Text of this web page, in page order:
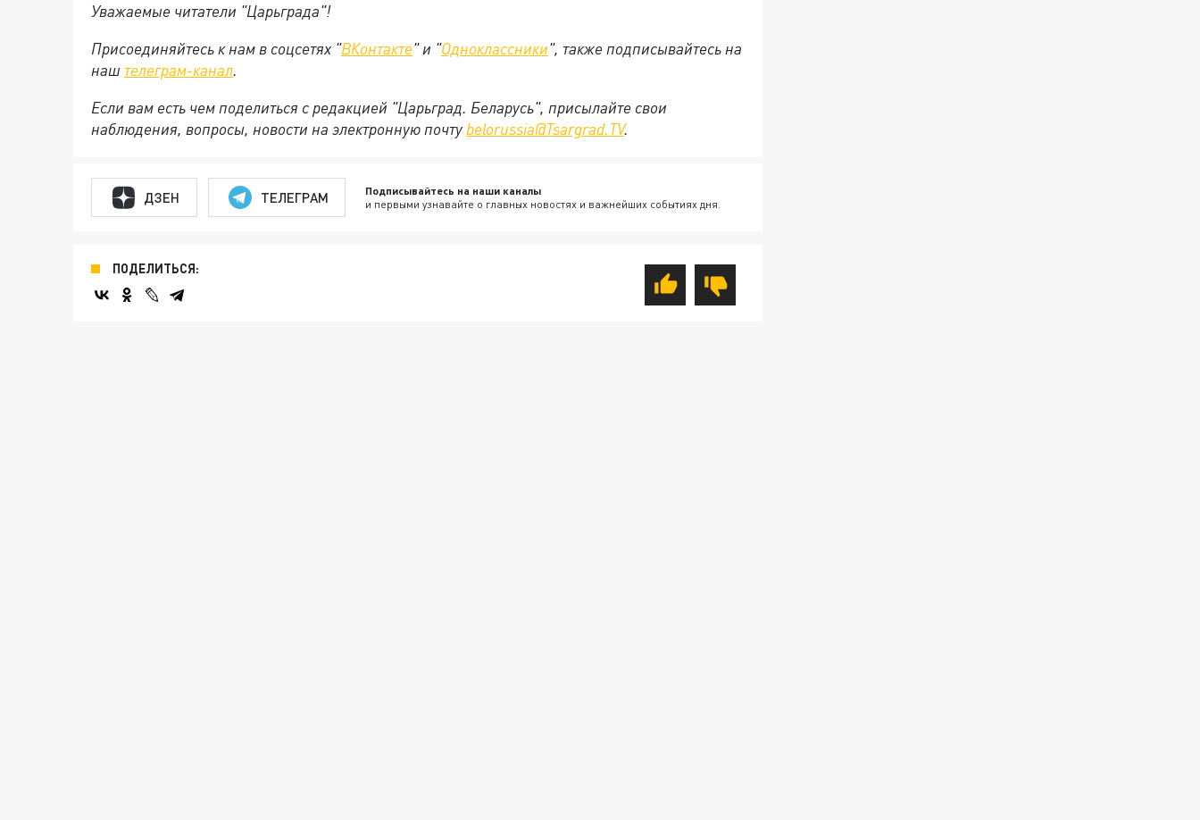
Уважаемые читатели "Царьграда"!
Присоединяйтесь к нам в соцсетях "ВКонтакте" и "Одноклассники", также подписывайтесь на
наш телеграм-канал.
Если вам есть чем поделиться с редакцией "Царьград. Беларусь", присылайте свои
наблюдения, вопросы, новости на электронную почту belorussia@Tsargrad.TV.
ДЗЕН ТЕЛЕГРАМ Подписывайтесь на наши каналы
и первыми узнавайте о главных новостях и важнейших событиях дня.
ПОДЕЛИТЬСЯ: